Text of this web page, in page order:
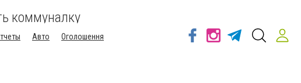
коммуналку
Авто
Оголошення